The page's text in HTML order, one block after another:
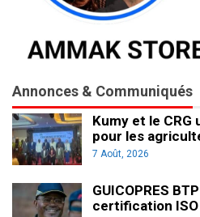
Annonces & Communiqués
Kumy et le
pour les
7 Août, 2026
GUICOPRES
certification